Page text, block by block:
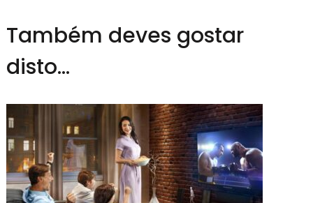
Também deves gostar
disto...